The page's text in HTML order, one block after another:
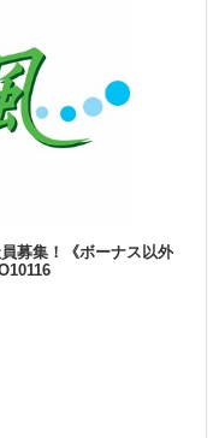
募集！《ボーナス以外